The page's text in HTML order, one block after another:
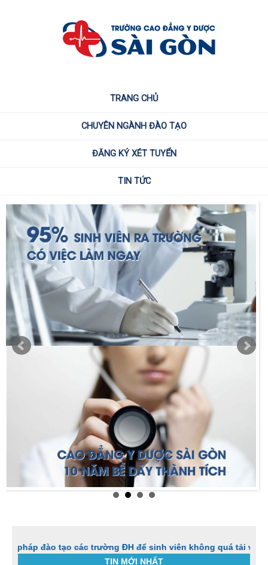
TRANG CHỦ
CHUYÊN NGÀNH ĐÀO TẠO
ĐĂNG KÝ XÉT TUYỂN
TIN TỨC
đào tạo các trường ĐH để sinh viên không quá tải với ngành
TIN MỚI NHẤT